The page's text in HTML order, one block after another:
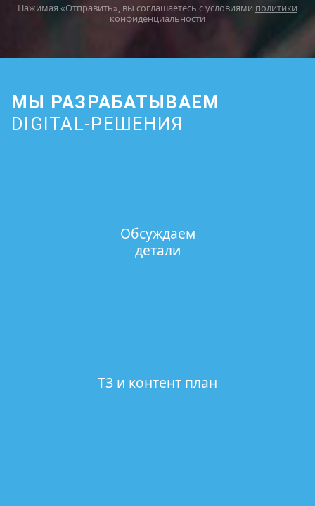
Нажимая «Отправить», вы соглашаетесь с условиями политики
конфиденциальности
МЫ РАЗРАБАТЫВАЕМ
DIGITAL-РЕШЕНИЯ
Обсуждаем
детали
ТЗ и контент план